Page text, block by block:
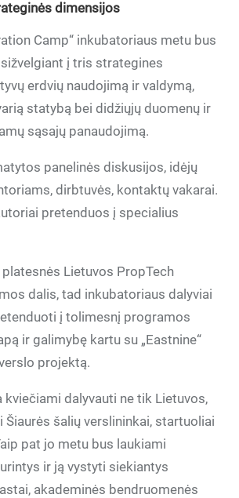
dimensijos
Camp“ inkubatoriaus metu bus
į tris strategines
erdvių naudojimą ir valdymą,
statybą bei didžiųjų duomenų ir
sąsajų panaudojimą.
panelinės diskusijos, idėjų
dirbtuvės, kontaktų vakarai.
pretenduos į specialius
Lietuvos PropTech
dalis, tad inkubatoriaus dalyviai
į tolimesnį programos
ir galimybę kartu su „Eastnine“
projektą.
kviečiami dalyvauti ne tik Lietuvos,
Šiaurės šalių verslininkai, startuoliai
pat jo metu bus laukiami
ir ją vystyti siekiantys
akademinės bendruomenės